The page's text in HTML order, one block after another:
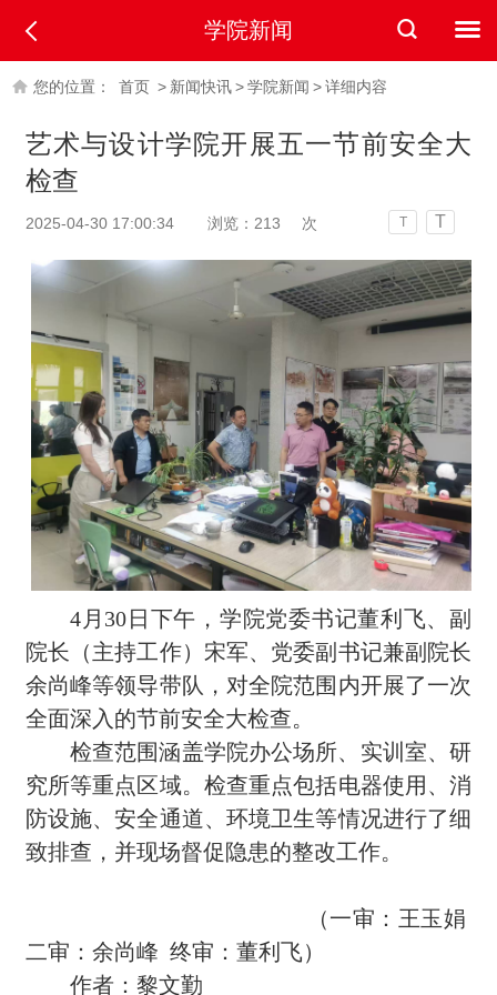
学院新闻
您的位置： 首页 > 新闻快讯>学院新闻 >详细内容
艺术与设计学院开展五一节前安全大
检查
2025-04-30 17:00:34 浏览： 213 次 T T
4月30日下午，学院党委书记董利飞、副
院长 （主持工作） 宋军、党委副书记兼副院长
余尚峰等领导带队，对全院范围内开展了一次
全面深入的节前安全大检查。
检查范围涵盖学院办公场所、 实训 室、研
究所等重点区域。 检查重点包括电器使用、消
防设施、安全通道、 环境卫生等情况进行了细
致排查，并现场督促隐患的整改工作。
（一审：王玉娟
二审：余尚峰 终审：董利飞）
作者：黎文勤